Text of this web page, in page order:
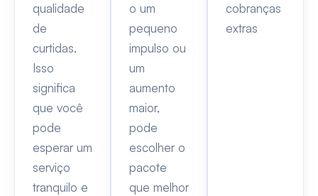
qualidade
de
curtidas.
Isso
significa
que você
pode
esperar um
serviço
tranquilo e
o um
pequeno
impulso ou
um
aumento
maior,
pode
escolher o
pacote
que melhor
cobranças
extras